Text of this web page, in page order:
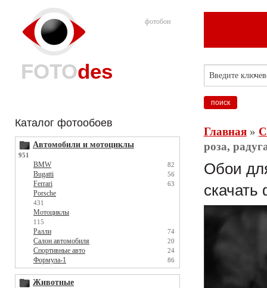
фотобои
FOTOdes
Каталог фотообоев
Автомобили и мотоциклы
951
BMW 82
Bugatti 56
Ferrari 63
Porsche
431
Мотоциклы
115
Ралли 74
Салон автомобиля 20
Спортивные авто 24
Формула-1 86
Животные
Главная»
роза,
Обои
скачать